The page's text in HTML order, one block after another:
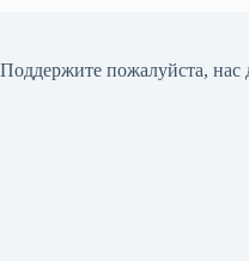
Поддержите пожалуйста, нас